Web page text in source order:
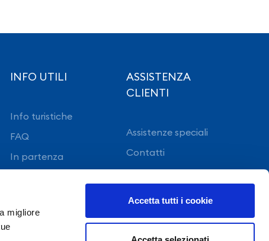
migliore
Accetta tutti i cookie
INFO UTILI
Info turistiche
FAQ
In partenza
ASSISTENZA
CLIENTI
Assistenze speciali
Contatti